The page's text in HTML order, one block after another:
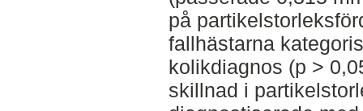
på
fallhästarna
kolikdiagnos (p >
skillnad i